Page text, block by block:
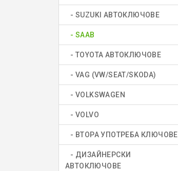
- SUZUKI АВТОКЛЮЧОВЕ
- SAAB
- TOYOTA АВТОКЛЮЧОВЕ
- VAG (VW/SEAT/SKODA)
- VOLKSWAGEN
- VOLVO
- ВТОРА УПОТРЕБА КЛЮЧОВЕ
- ДИЗАЙНЕРСКИ
АВТОКЛЮЧОВЕ